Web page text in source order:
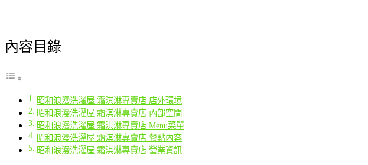
內容目錄
昭和浪漫洗濯屋 霜淇淋專賣店 店外環境
昭和浪漫洗濯屋 霜淇淋專賣店 內部空間
昭和浪漫洗濯屋 霜淇淋專賣店 Menu菜單
昭和浪漫洗濯屋 霜淇淋專賣店 餐點內容
昭和浪漫洗濯屋 霜淇淋專賣店 營業資訊